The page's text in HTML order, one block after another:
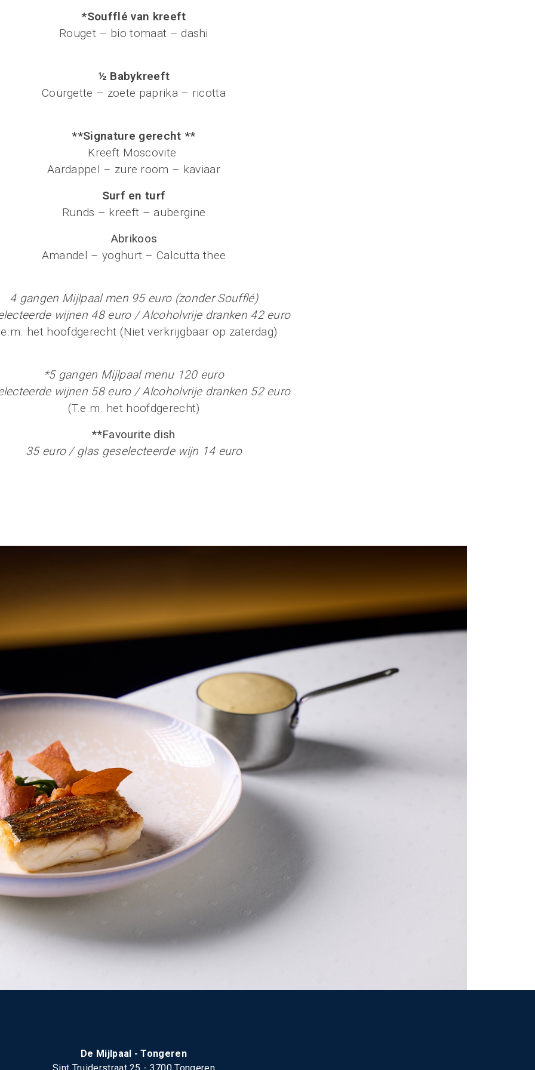
*Soufflé van kreeft
Rouget – bio tomaat – dashi
½ Babykreeft
Courgette – zoete paprika – ricotta
**Signature gerecht **
Kreeft Moscovite
Aardappel – zure room – kaviaar
Surf en turf
Runds – kreeft – aubergine
Abrikoos
Amandel – yoghurt – Calcutta thee
4 gangen Mijlpaal men 95 euro (zonder Soufflé)
wijnen 48 euro / Alcoholvrije dranken 42 euro
het hoofdgerecht (Niet verkrijgbaar op zaterdag)
*5 gangen Mijlpaal menu 120 euro
wijnen 58 euro / Alcoholvrije dranken 52 euro
(T.e.m. het hoofdgerecht)
**Favourite dish
35 euro / glas geselecteerde wijn 14 euro
De Mijlpaal - Tongeren